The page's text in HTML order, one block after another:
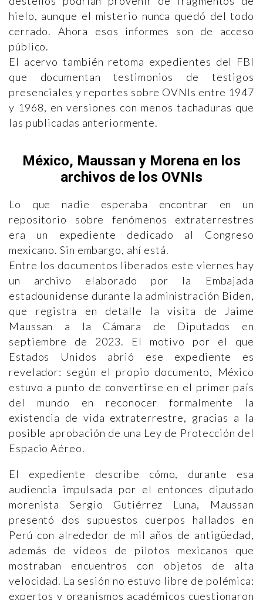
hielo, aunque el misterio nunca quedó del todo
cerrado. Ahora esos informes son de acceso
público.
El acervo también retoma expedientes del FBI
que documentan testimonios de testigos
presenciales y reportes sobre OVNIs entre 1947
y 1968, en versiones con menos tachaduras que
las publicadas anteriormente.
México, Maussan y Morena en los
archivos de los OVNIs
Lo que nadie esperaba encontrar en un
repositorio sobre fenómenos extraterrestres
era un expediente dedicado al Congreso
mexicano. Sin embargo, ahí está.
Entre los documentos liberados este viernes hay
un archivo elaborado por la Embajada
estadounidense durante la administración Biden,
que registra en detalle la visita de Jaime
Maussan a la Cámara de Diputados en
septiembre de 2023. El motivo por el que
Estados Unidos abrió ese expediente es
revelador: según el propio documento, México
estuvo a punto de convertirse en el primer país
del mundo en reconocer formalmente la
existencia de vida extraterrestre, gracias a la
posible aprobación de una Ley de Protección del
Espacio Aéreo.
El expediente describe cómo, durante esa
audiencia impulsada por el entonces diputado
morenista Sergio Gutiérrez Luna, Maussan
presentó dos supuestos cuerpos hallados en
Perú con alrededor de mil años de antigüedad,
además de videos de pilotos mexicanos que
mostraban encuentros con objetos de alta
velocidad. La sesión no estuvo libre de polémica:
expertos y organismos académicos cuestionaron